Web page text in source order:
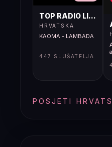
TOP RADIO LIVE
HRVATSKA
KAOMA - LAMBADA
447 SLUŠATELJA
POSJETI